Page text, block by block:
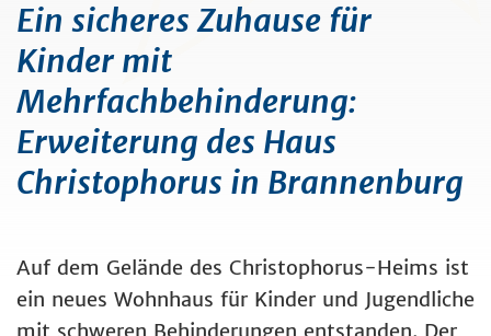
Ein sicheres Zuhause für
Kinder mit
Mehrfachbehinderung:
Erweiterung des Haus
Christophorus in Brannenburg
Auf dem Gelände des Christophorus-Heims ist
ein neues Wohnhaus für Kinder und Jugendliche